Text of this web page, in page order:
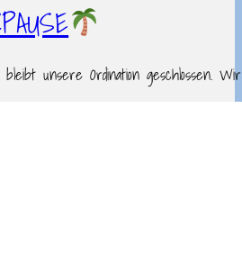
bleibt unsere Ordination